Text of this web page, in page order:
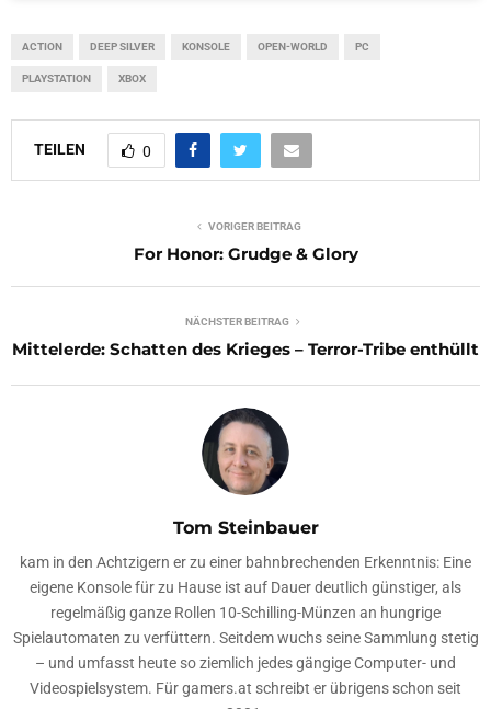
ACTION DEEP SILVER KONSOLE OPEN-WORLD PC
PLAYSTATION XBOX
TEILEN 0
VORIGER BEITRAG
For Honor: Grudge & Glory
NÄCHSTER BEITRAG
Mittelerde: Schatten des Krieges – Terror-Tribe enthüllt
Tom Steinbauer
kam in den Achtzigern er zu einer bahnbrechenden Erkenntnis: Eine
eigene Konsole für zu Hause ist auf Dauer deutlich günstiger, als
regelmäßig ganze Rollen 10-Schilling-Münzen an hungrige
Spielautomaten zu verfüttern. Seitdem wuchs seine Sammlung stetig
– und umfasst heute so ziemlich jedes gängige Computer- und
Videospielsystem. Für gamers.at schreibt er übrigens schon seit